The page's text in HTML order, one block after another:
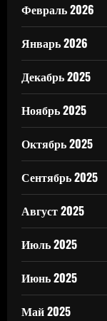
Февраль 2026
Январь 2026
Декабрь 2025
Ноябрь 2025
Октябрь 2025
Сентябрь 2025
Август 2025
Июль 2025
Июнь 2025
Май 2025